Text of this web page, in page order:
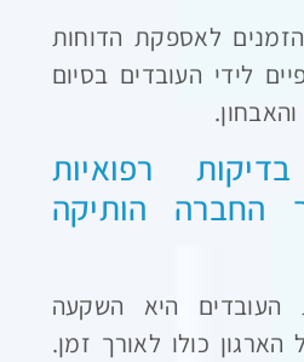
לאספקת הדוחות
לידי העובדים בסיום
רפואיות
החברה הותיקה
העובדים היא השקעה
הארגון כולו לאורך זמן.